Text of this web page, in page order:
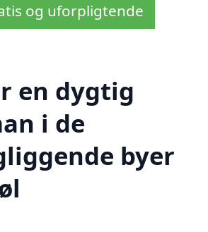
og uforpligtende
en dygtig
i de
byer